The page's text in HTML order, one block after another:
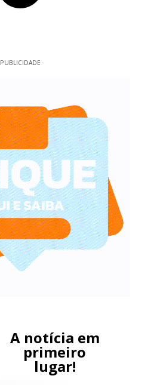
PUBLICIDADE
A notícia em
primeiro
lugar!